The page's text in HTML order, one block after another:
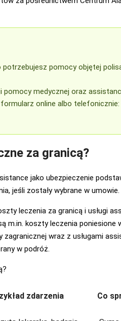
potrzebujesz pomocy objętej
medycznej oraz
online albo telefonicznie:
za granicą?
jako ubezpieczenie
jeśli zostały wybrane w umowie.
leczenia za granicą i usługi
koszty leczenia poniesione
wraz z usługami
w podróż.
zdarzenia Co